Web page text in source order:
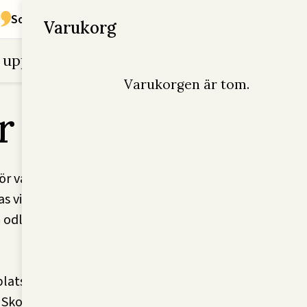
Sommar på Grobruket under
Varukorg
Varukorgen är tom.
varje frö som sätts,
vidare. Vi vill att fler
och säga ”Jag
att växa på.
som